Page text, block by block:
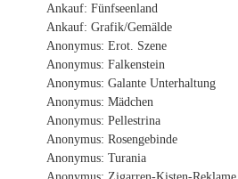
Ankauf: Fünfseenland
Ankauf: Grafik/Gemälde
Anonymus: Erot. Szene
Anonymus: Falkenstein
Anonymus: Galante Unterhaltung
Anonymus: Mädchen
Anonymus: Pellestrina
Anonymus: Rosengebinde
Anonymus: Turania